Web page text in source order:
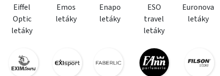
Eiffel
Optic
letáky
Emos
letáky
Enapo
letáky
ESO
travel
letáky
Euronova
letáky